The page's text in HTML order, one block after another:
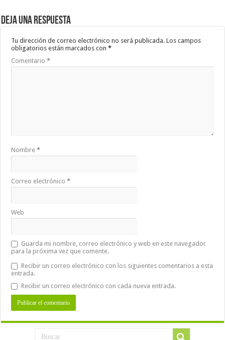
Deja una respuesta
Tu dirección de correo electrónico no será publicada. Los campos
obligatorios están marcados con*
Comentario*
Nombre*
Correo electrónico*
Web
Guarda mi nombre, correo electrónico y web en este navegador
para la próxima vez que comente.
Recibir un correo electrónico con los siguientes comentarios a esta
entrada.
Recibir un correo electrónico con cada nueva entrada.